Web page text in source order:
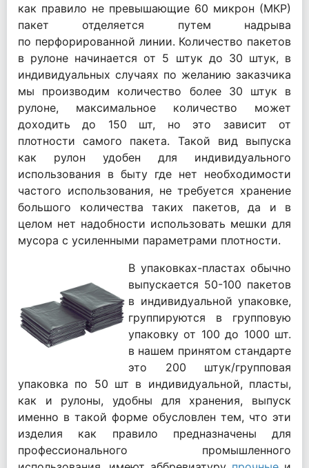
как правило не превышающие 60 микрон (МКР)
пакет отделяется путем надрыва
по перфорированной линии. Количество пакетов
в рулоне начинается от 5 штук до 30 штук, в
индивидуальных случаях по желанию заказчика
мы производим количество более 30 штук в
рулоне, максимальное количество может
доходить до 150 шт, но это зависит от
плотности самого пакета. Такой вид выпуска
как рулон удобен для индивидуального
использования в быту где нет необходимости
частого использования, нетребуется хранение
большого количества таких пакетов, да и в
целом нет надобности использовать мешки для
мусора с усиленными параметрами плотности.
В упаковках-пластах обычно
выпускается 50-100 пакетов
в индивидуальной упаковке,
группируются в групповую
упаковку от 100 до 1000 шт.
в нашем принятом стандарте
это 200 штук/групповая
упаковка по 50 шт в индивидуальной, пласты,
как и рулоны, удобны для хранения, выпуск
именно в такой форме обусловлен тем, что эти
изделия как правило предназначены для
профессионального промышленного